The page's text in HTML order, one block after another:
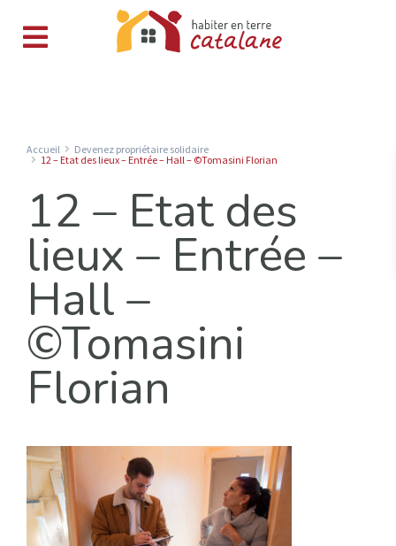
Accueil
Devenez propriétaire solidaire
12 – Etat des lieux – Entrée – Hall – ©Tomasini Florian
12 – Etat des
lieux – Entrée –
Hall –
©Tomasini
Florian